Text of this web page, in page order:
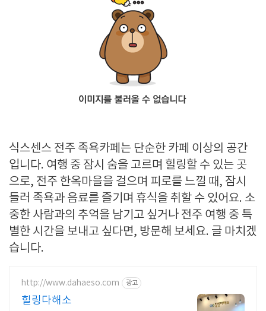
식스센스 전주 족욕카페는 단순한 카페 이상의 공간
입니다. 여행 중 잠시 숨을 고르며 힐링할 수 있는 곳
으로, 전주 한옥마을을 걸으며 피로를 느낄 때, 잠시
들러 족욕과 음료를 즐기며 휴식을 취할 수 있어요. 소
중한 사람과의 추억을 남기고 싶거나 전주 여행 중 특
별한 시간을 보내고 싶다면, 방문해 보세요. 글 마치겠
습니다.
http://www.dahaeso.com 광고
힐링다해소